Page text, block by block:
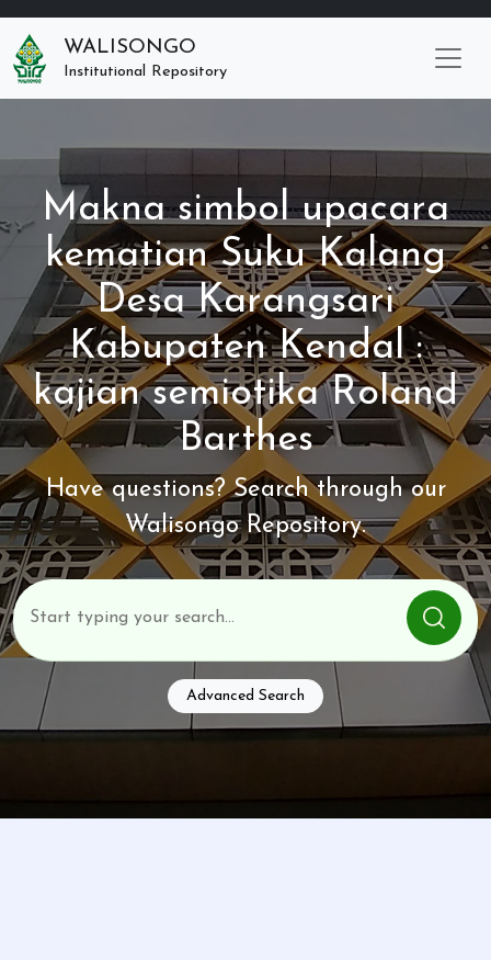
WALISONGO
Institutional Repository
Makna simbol upacara
kematian Suku Kalang
Desa Karangsari
Kabupaten Kendal :
kajian semiotika Roland
Barthes
Have questions? Search through our
Walisongo Repository.
Advanced Search